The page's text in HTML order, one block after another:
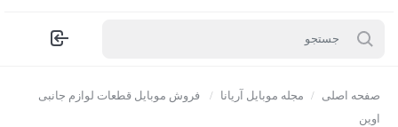
صفحه اصلی / مجله موبایل آریانا /
فروش موبایل قطعات لوازم جانبی
اوین